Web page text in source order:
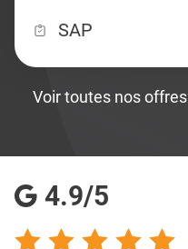
SAP
Voir toutes nos offres
4.9/5